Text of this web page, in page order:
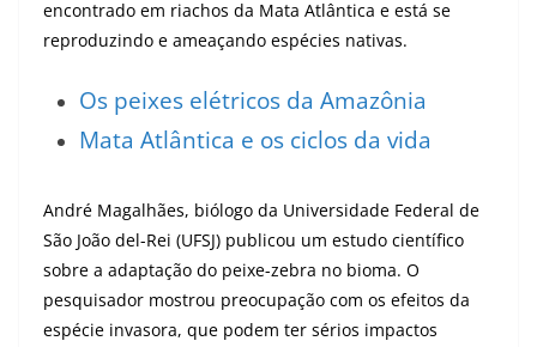
encontrado em riachos da Mata Atlântica e está se
reproduzindo e ameaçando espécies nativas.
Os peixes elétricos da Amazônia
Mata Atlântica e os ciclos da vida
André Magalhães, biólogo da Universidade Federal de
São João del-Rei (UFSJ) publicou um estudo científico
sobre a adaptação do peixe-zebra no bioma. O
pesquisador mostrou preocupação com os efeitos da
espécie invasora, que podem ter sérios impactos